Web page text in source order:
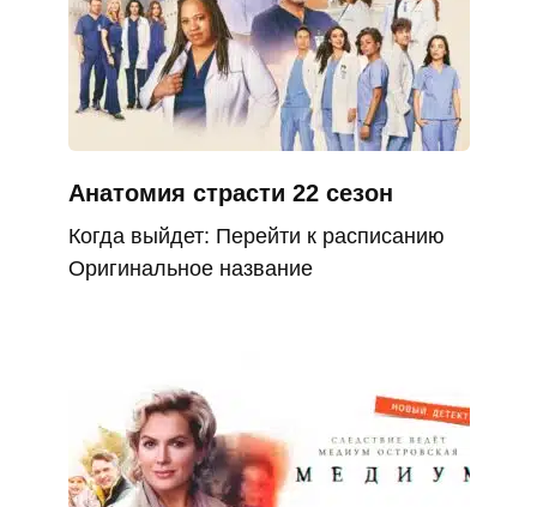
Анатомия страсти 22 сезон
Когда выйдет: Перейти к расписанию
Оригинальное название